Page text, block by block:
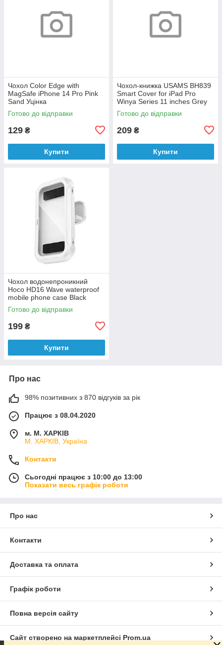
Чохол Color Edge with
MagSafe iPhone 14 Pro Pink
Sand Уцінка
Готово до відправки
129 ₴
Купити
Чохол-книжка USAMS BH839
Smart Cover for iPad Pro
Winya Series 11 inches Grey
Уцінка
Готово до відправки
209 ₴
Купити
Чохол водонепроникний
Hoco HD16 Wave waterproof
mobile phone case Black
Готово до відправки
199 ₴
Купити
Про нас
98% позитивних з 870 відгуків за рік
Працює з 08.04.2020
м. М. ХАРКІВ
М. ХАРКІВ, Україна
Контакти
Сьогодні працює з 10:00 до 13:00
Показати весь графік роботи
Про нас
Контакти
Доставка та оплата
Графік роботи
Повна версія сайту
Сайт створено на маркетплейсі Prom.ua